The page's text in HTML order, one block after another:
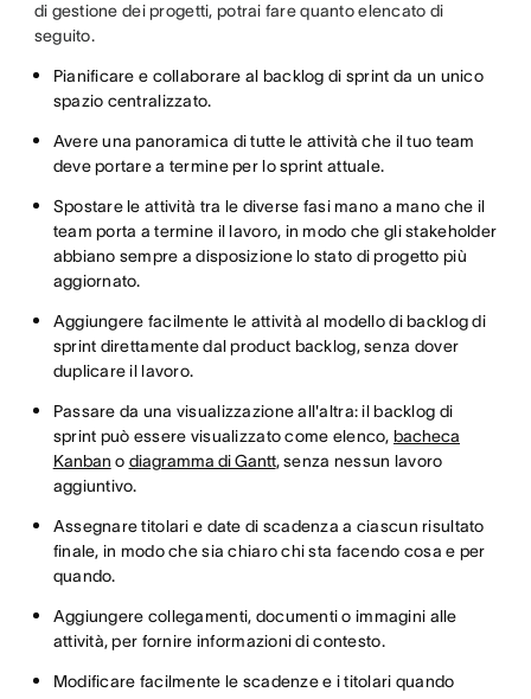
di gestione dei progetti, potrai fare quanto elencato di
seguito.
Pianificare e collaborare al backlog di sprint da un unico
spazio centralizzato.
Avere una panoramica di tutte le attività che il tuo team
deve portare a termine per lo sprint attuale.
Spostare le attività tra le diverse fasi mano a mano che il
team porta a termine il lavoro, in modo che gli stakeholder
abbiano sempre a disposizione lo stato di progetto più
aggiornato.
Aggiungere facilmente le attività al modello di backlog di
sprint direttamente dal product backlog, senza dover
duplicare il lavoro.
Passare da una visualizzazione all'altra: il backlog di
sprint può essere visualizzato come elenco, bacheca
Kanban o diagramma di Gantt, senza nessun lavoro
aggiuntivo.
Assegnare titolari e date di scadenza a ciascun risultato
finale, in modo che sia chiaro chi sta facendo cosa e per
quando.
Aggiungere collegamenti, documenti o immagini alle
attività, per fornire informazioni di contesto.
Modificare facilmente le scadenze e i titolari quando